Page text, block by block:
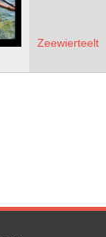
Zeewierteelt